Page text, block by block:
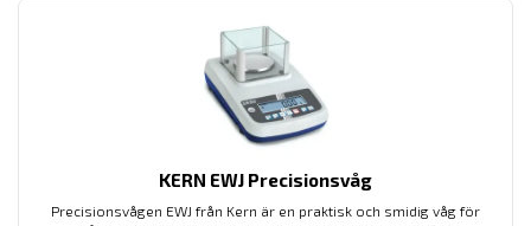
KERN EWJ Precisionsvåg
Precisionsvågen EWJ från Kern är en praktisk och smidig våg för